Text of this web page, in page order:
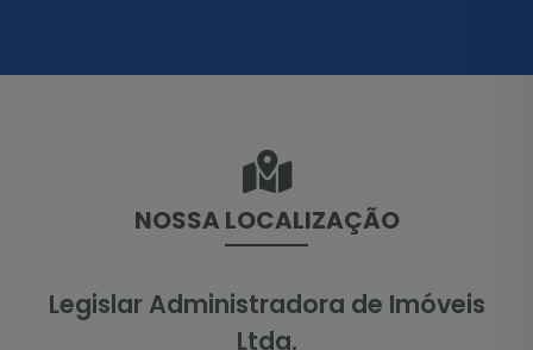
NOSSA LOCALIZAÇÃO
Legislar Administradora de Imóveis
Ltda.